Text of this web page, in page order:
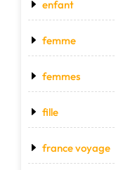
enfant
femme
femmes
fille
france voyage